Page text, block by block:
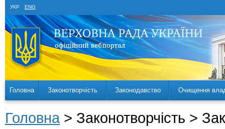
УКР ENG
Головна Законотворчість Законодавство Очищення
Головна > Законотворчість >